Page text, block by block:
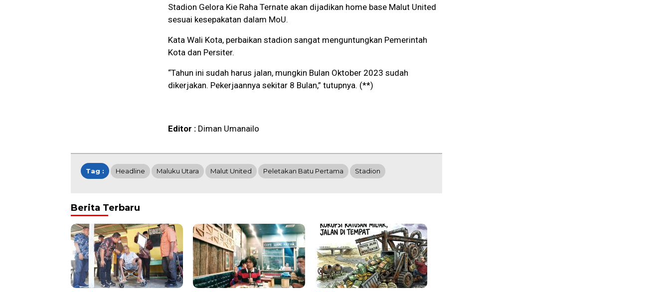
Stadion Gelora Kie Raha Ternate akan dijadikan home base Malut United
sesuai kesepakatan dalam MoU.
Kata Wali Kota, perbaikan stadion sangat menguntungkan Pemerintah
Kota dan Persiter.
“Tahun ini sudah harus jalan, mungkin Bulan Oktober 2023 sudah
dikerjakan. Pekerjaannya sekitar 8 Bulan,” tutupnya. (**)
Editor : Diman Umanailo
Tag : Headline Maluku Utara Malut United Peletakan Batu Pertama Stadion
Berita Terbaru